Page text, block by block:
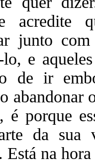
acredite
junto
lo, e
de ir
abandonar
é porque
da sua
Está na